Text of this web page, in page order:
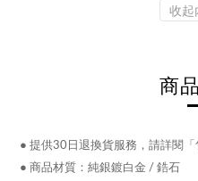
收起
商
● 提供30日退換貨服務，請詳閱「
● 商品材質：純銀鍍白金 / 鋯石